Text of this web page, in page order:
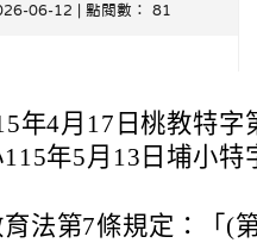
06-12 | 點閱數： 81
年4月17日桃教特字
年5月13日埔小特
法第7條規定：「(